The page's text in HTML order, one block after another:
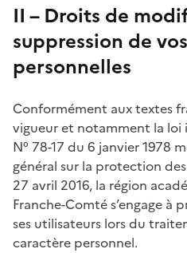
II – Droits de
suppression de
personnelles
Conformément aux textes
vigueur et notamment la
N° 78-17 du 6 janvier 1978
général sur la protection
27 avril 2016, la région
Franche-Comté s’engage à
ses utilisateurs lors du
caractère personnel.